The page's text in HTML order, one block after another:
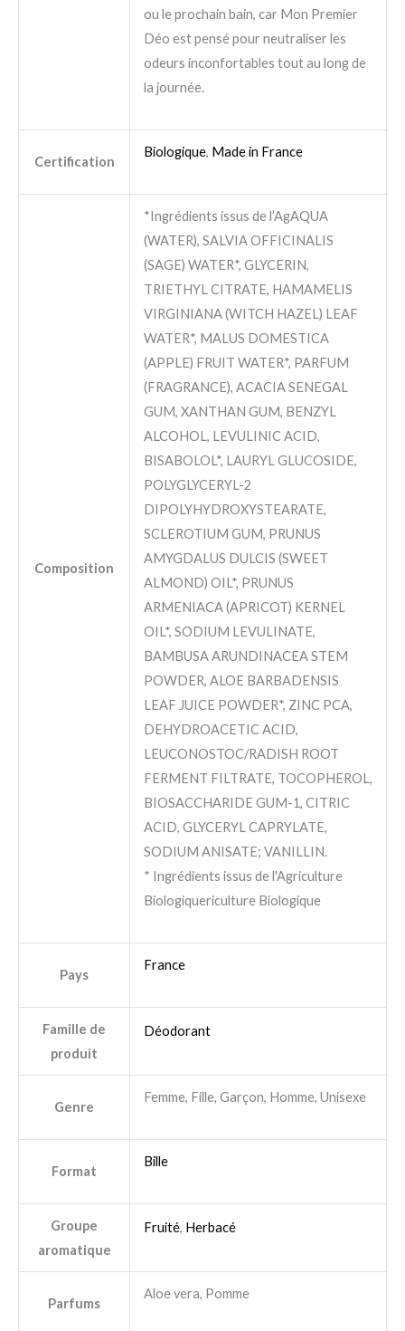
ou le prochain bain, car Mon Premier
Déo est pensé pour neutraliser les
odeurs inconfortables tout au long de
la journée.
Certification
Biologique, Made in France
Composition
*Ingrédients issus de l’AgAQUA
(WATER), SALVIA OFFICINALIS
(SAGE) WATER*, GLYCERIN,
TRIETHYL CITRATE, HAMAMELIS
VIRGINIANA (WITCH HAZEL) LEAF
WATER*, MALUS DOMESTICA
(APPLE) FRUIT WATER*, PARFUM
(FRAGRANCE), ACACIA SENEGAL
GUM, XANTHAN GUM, BENZYL
ALCOHOL, LEVULINIC ACID,
BISABOLOL*, LAURYL GLUCOSIDE,
POLYGLYCERYL-2
DIPOLYHYDROXYSTEARATE,
SCLEROTIUM GUM, PRUNUS
AMYGDALUS DULCIS (SWEET
ALMOND) OIL*, PRUNUS
ARMENIACA (APRICOT) KERNEL
OIL*, SODIUM LEVULINATE,
BAMBUSA ARUNDINACEA STEM
POWDER, ALOE BARBADENSIS
LEAF JUICE POWDER*, ZINC PCA,
DEHYDROACETIC ACID,
LEUCONOSTOC/RADISH ROOT
FERMENT FILTRATE, TOCOPHEROL,
BIOSACCHARIDE GUM-1, CITRIC
ACID, GLYCERYL CAPRYLATE,
SODIUM ANISATE; VANILLIN.
* Ingrédients issus de l'Agriculture
Biologiquericulture Biologique
Pays
France
Famille de
produit
Déodorant
Genre
Femme, Fille, Garçon, Homme, Unisexe
Format
Bille
Groupe
aromatique
Fruité, Herbacé
Parfums
Aloe vera, Pomme